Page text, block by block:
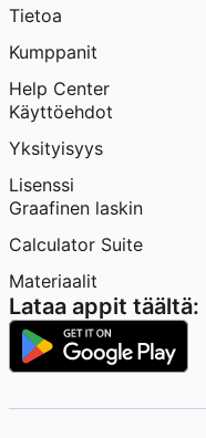
Tietoa
Kumppanit
Help Center
Käyttöehdot
Yksityisyys
Lisenssi
Graafinen laskin
Calculator Suite
Materiaalit
Lataa appit täältä: